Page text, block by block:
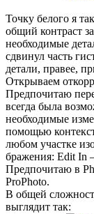
Точку белого я
общий контраст
необходимые
сдвинул часть
детали, правее,
Открываем
Предпочитаю
всегда была
необходимые
помощью
любом участке
бражения: Edit In
Предпочитаю в
ProPhoto.
В общей
выглядит так: